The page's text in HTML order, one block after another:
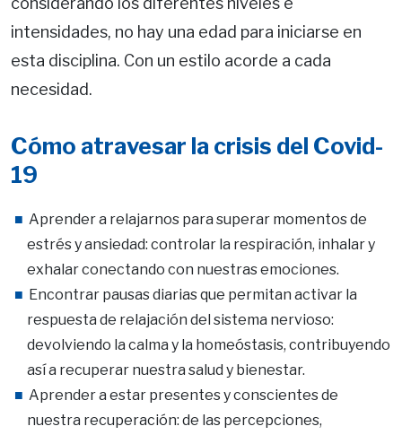
intensidades, no hay una edad para iniciarse en
esta disciplina. Con un estilo acorde a cada
necesidad.
Cómo atravesar la crisis del Covid-
19
Aprender a relajarnos para superar momentos de
estrés y ansiedad: controlar la respiración, inhalar y
exhalar conectando con nuestras emociones.
Encontrar pausas diarias que permitan activar la
respuesta de relajación del sistema nervioso:
devolviendo la calma y la homeóstasis, contribuyendo
así a recuperar nuestra salud y bienestar.
Aprender a estar presentes y conscientes de
nuestra recuperación: de las percepciones,